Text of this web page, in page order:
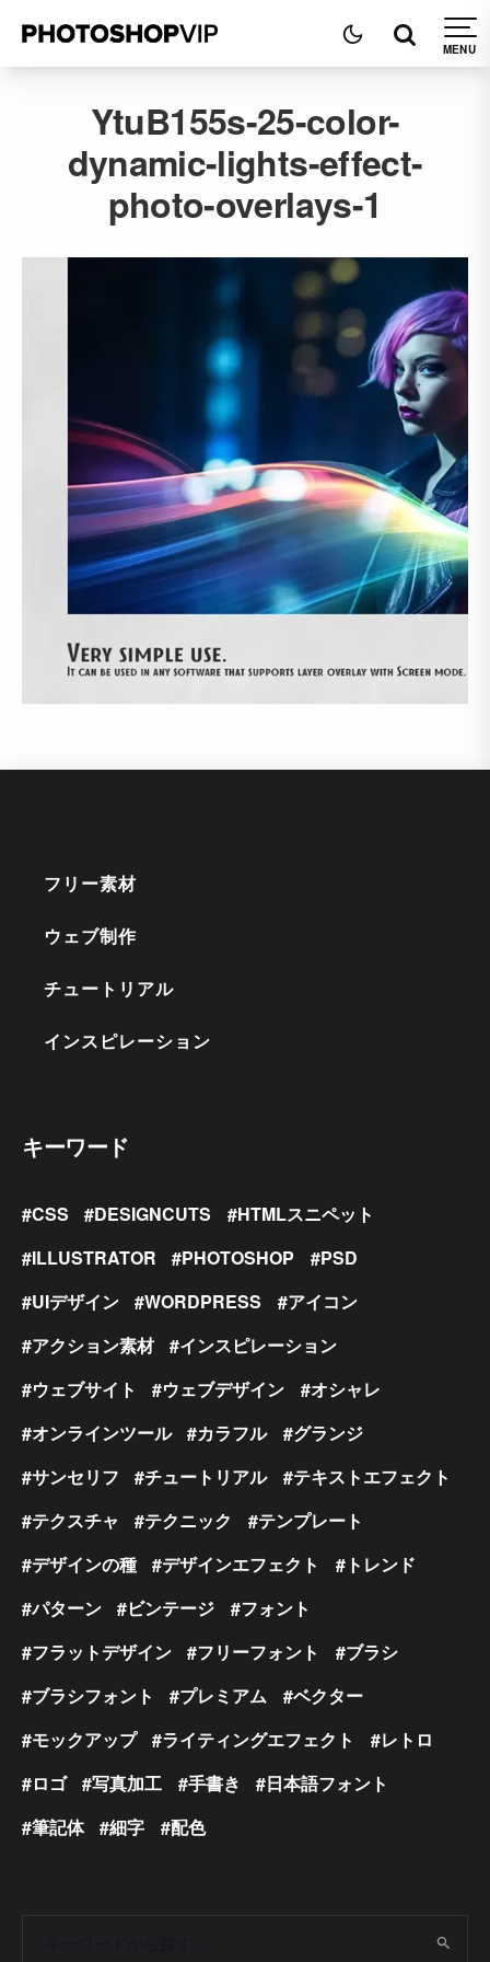
YtuB155s-25-color-
dynamic-lights-effect-
photo-overlays-1
フリー素材
ウェブ制作
チュートリアル
インスピレーション
キーワード
CSS DESIGNCUTS
HTMLスニペット
ILLUSTRATOR
PHOTOSHOP
PSD
UIデザイン
WORDPRESS
アイコン
アクション素材
インスピレーション
ウェブサイト
ウェブデザイン
オシャレ
オンラインツール
カラフル
グランジ
サンセリフ
チュートリアル
テキストエフェクト
テクスチャ
テクニック
テンプレート
デザインの種
デザインエフェクト
トレンド
パターン
ビンテージ
フォント
フラットデザイン
フリーフォント
ブラシ
ブラシフォント
プレミアム
ベクター
モックアップ
ライティングエフェクト
レトロ
ロゴ
写真加工 手書き
日本語フォント
筆記体
細字 配色